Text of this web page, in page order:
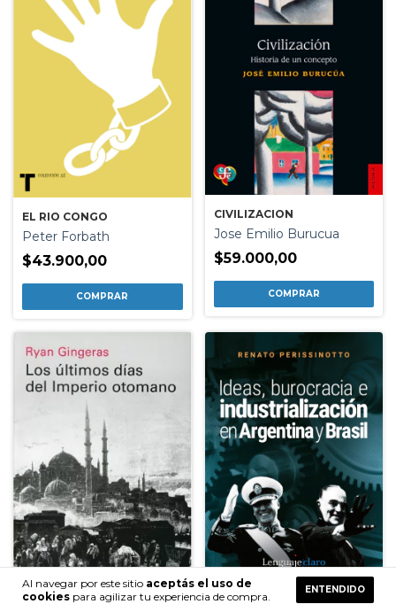
Al navegar por este sitio aceptás el uso de
cookies para agilizar tu experiencia de compra.
ENTENDIDO
EL RIO CONGO
Peter Forbath
$43.900,00
CIVILIZACION
Jose Emilio Burucua
$59.000,00
IDEAS BUROCRACIA E